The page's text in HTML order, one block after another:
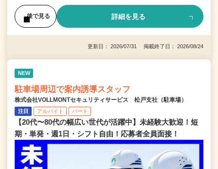
後で見る 詳細を見る
更新日： 2026/07/31 掲載終了日： 2026/08/24
NEW
駐車場周辺で案内誘導スタッフ
株式会社VOLLMONTセキュリティサービス 松戸支社（駐車場）
注目 アルバイト パート
【20代〜80代の幅広い世代が活躍中】未経験大歓迎！短
期・単発・週1日・シフト自由！応募者全員面接！